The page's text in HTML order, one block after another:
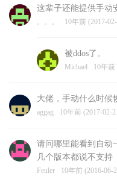
这辈子还能提供手动
。。。 10年前 (2017-
被ddos了。
Michael 10年前
大佬，手动什么时候
aggag 10年前 (2017-02-
请问哪里能看到自动
几个版本都说不支持
Feuler 10年前 (2016-06-